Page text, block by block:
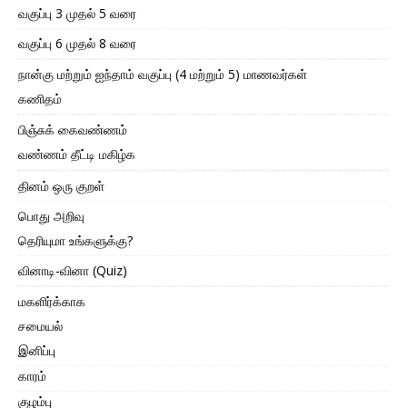
வகுப்பு 3 முதல் 5 வரை
வகுப்பு 6 முதல் 8 வரை
நான்கு மற்றும் ஐந்தாம் வகுப்பு (4 மற்றும் 5) மாணவர்கள்
கணிதம்
பிஞ்சுக் கைவண்ணம்
வண்ணம் தீட்டி மகிழ்க
தினம் ஒரு குறள்
பொது அறிவு
தெரியுமா உங்களுக்கு?
வினாடி-வினா (Quiz)
மகளிர்க்காக
சமையல்
இனிப்பு
காரம்
குழம்பு